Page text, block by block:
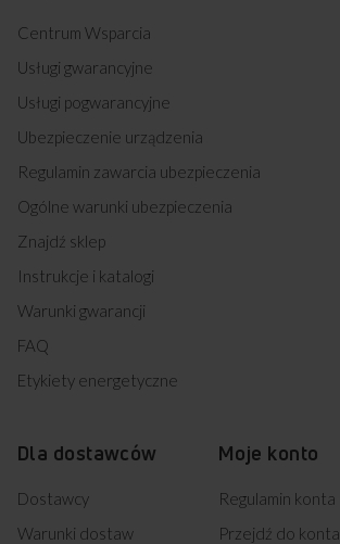
Centrum Wsparcia
Usługi gwarancyjne
Usługi pogwarancyjne
Ubezpieczenie urządzenia
Regulamin zawarcia ubezpieczenia
Ogólne warunki ubezpieczenia
Znajdź sklep
Instrukcje i katalogi
Warunki gwarancji
FAQ
Etykiety energetyczne
Dla dostawców
Dostawcy
Warunki dostaw
Moje konto
Regulamin konta
Przejdź do konta